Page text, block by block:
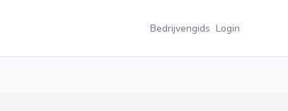
Bedrijvengids Login